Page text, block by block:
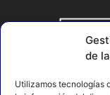
de
Utilizamos tecnologías